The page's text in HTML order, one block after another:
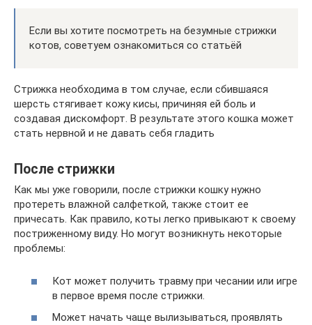
Если вы хотите посмотреть на безумные стрижки
котов, советуем ознакомиться со статьёй
Стрижка необходима в том случае, если сбившаяся
шерсть стягивает кожу кисы, причиняя ей боль и
создавая дискомфорт. В результате этого кошка может
стать нервной и не давать себя гладить
После стрижки
Как мы уже говорили, после стрижки кошку нужно
протереть влажной салфеткой, также стоит ее
причесать. Как правило, коты легко привыкают к своему
постриженному виду. Но могут возникнуть некоторые
проблемы:
Кот может получить травму при чесании или игре
в первое время после стрижки.
Может начать чаще вылизываться, проявлять